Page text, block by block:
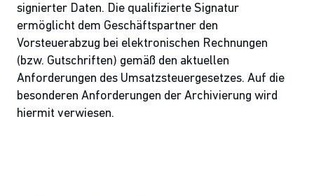
signierter Daten. Die qualifizierte Signatur
ermöglicht dem Geschäftspartner den
Vorsteuerabzug bei elektronischen Rechnungen
(bzw. Gutschriften) gemäß den aktuellen
Anforderungen des Umsatzsteuergesetzes. Auf die
besonderen Anforderungen der Archivierung wird
hiermit verwiesen.